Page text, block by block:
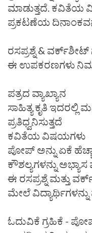
ಮಾಡುತ್ತದೆ. ಕವಿತೆಯ
ಪ್ರಕಟಣೆಯ
ರಸಪ್ರಶ್ನೆ & ವರ್ಕ್‌ಶೀಟ್
ಈ ಉಪಕರಣಗಳು ನಿಮ್ಮ
ಪತ್ರದ ವ್ಯಾಖ್ಯಾನ
ಸಾಹಿತ್ಯ ಕೃತಿ ಇದರಲ್ಲಿ
ಪ್ರತಿಧ್ವನಿಸುತ್ತದೆ
ಕವಿತೆಯ ವಿಷಯಗಳು
ಪೋಪ್ ಅನ್ನು ಏಕೆ
ಕೌಶಲ್ಯಗಳನ್ನು
ಈ ರಸಪ್ರಶ್ನೆ ಮತ್ತು
ಮೇಲೆ ವಿದ್ಯಾರ್ಥಿಗಳನ್ನು
ಓದುವಿಕೆ ಗ್ರಹಿಕೆ -